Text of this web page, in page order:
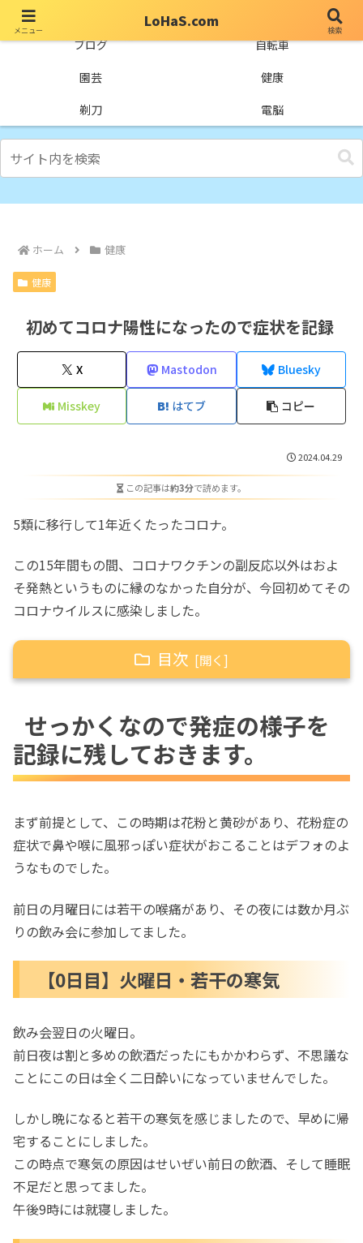
ブログ
自転車
園芸
健康
剃刀
電脳
ホーム 健康
健康
初めてコロナ陽性になったので症状を記録
X Mastodon Bluesky
Misskey はてブ コピー
2024.04.29
この記事は約3分で読めます。
5類に移行して1年近くたったコロナ。
この15年間もの間、コロナワクチンの副反応以外はおよ
そ発熱というものに縁のなかった自分が、今回初めてその
コロナウイルスに感染しました。
目次
ます。
【0日目】火曜日・若干の寒気
【1日目】水曜日・発熱
【3日目】金曜日・諸症状の緩和
【4日目】土曜日・快方に向かい体温も平
熱に
多分これで全快だと思います。
せっかくなので発症の様子を
記録に残しておきます。
まず前提として、この時期は花粉と黄砂があり、花粉症の
症状で鼻や喉に風邪っぽい症状がおこることはデフォのよ
うなものでした。
前日の月曜日には若干の喉痛があり、その夜には数か月ぶ
りの飲み会に参加してました。
【0日目】火曜日・若干の寒気
飲み会翌日の火曜日。
前日夜は割と多めの飲酒だったにもかかわらず、不思議な
ことにこの日は全く二日酔いになっていませんでした。
しかし晩になると若干の寒気を感じましたので、早めに帰
宅することにしました。
この時点で寒気の原因はせいぜい前日の飲酒、そして睡眠
不足だと思ってました。
午後9時には就寝しました。
メニュー
LoHaS.com
検索